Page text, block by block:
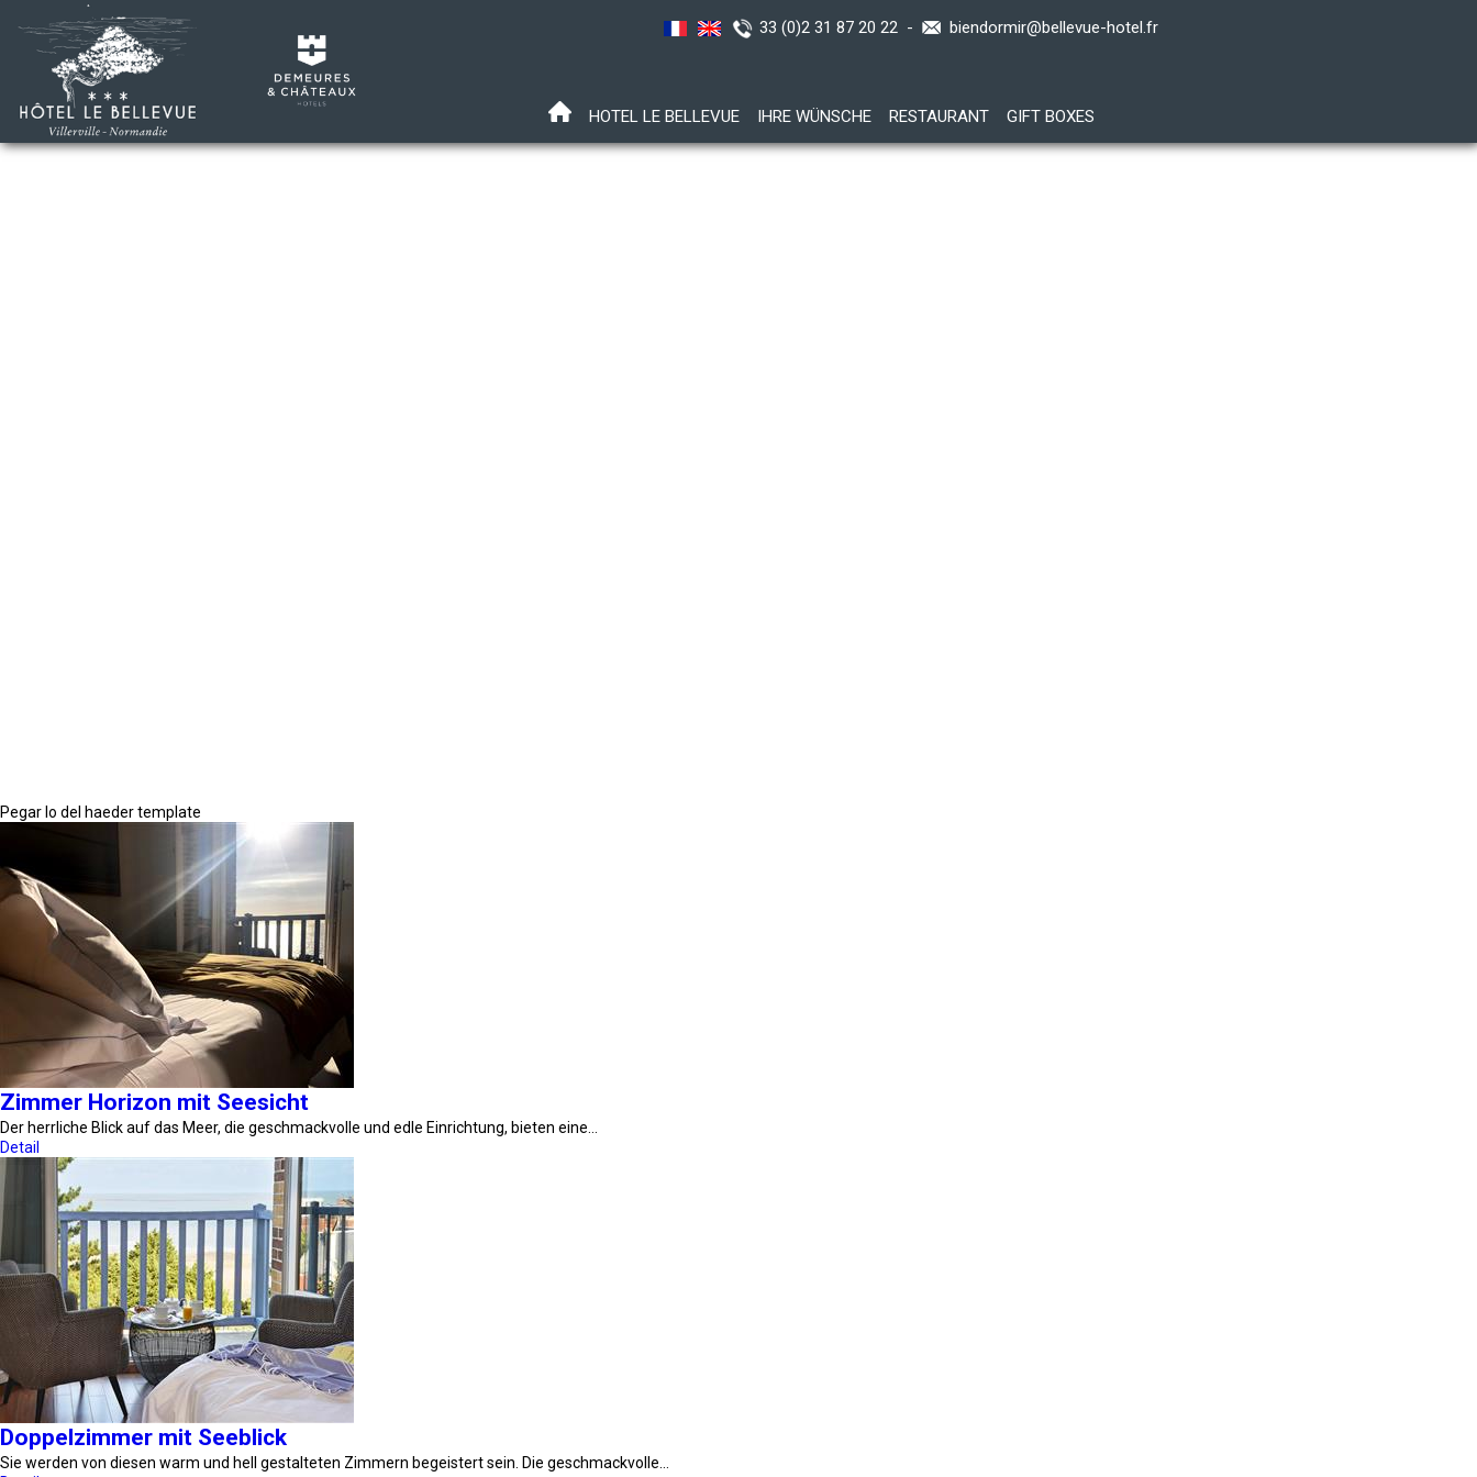
biendormir@bellevue-hotel.fr
33 (0)2 31 87 20 22 -
HOTEL LE BELLEVUE IHRE WÜNSCHE RESTAURANT GIFT BOXES
Pegar lo del haeder template
Zimmer Horizon mit Seesicht
Der herrliche Blick auf das Meer, die geschmackvolle und edle Einrichtung, bieten eine…
Detail
Doppelzimmer mit Seeblick
Sie werden von diesen warm und hell gestalteten Zimmern begeistert sein. Die geschmackvolle…